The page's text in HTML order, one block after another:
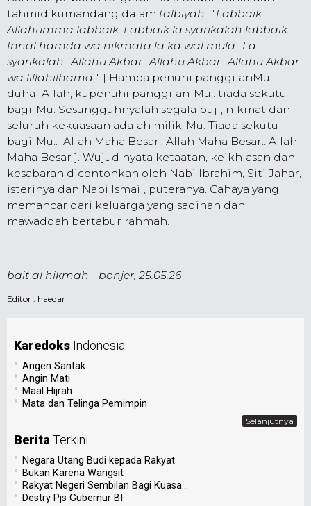
tahmid kumandang dalam talbiyah : "Labbaik..
Allahumma labbaik. Labbaik la syarikalah labbaik.
Innal hamda wa nikmata la ka wal mulq.. La
syarikalah.. Allahu Akbar.. Allahu Akbar.. Allahu Akbar..
wa lillahilhamd.." [ Hamba penuhi panggilanMu
duhai Allah, kupenuhi panggilan-Mu.. tiada sekutu
bagi-Mu. Sesungguhnyalah segala puji, nikmat dan
seluruh kekuasaan adalah milik-Mu. Tiada sekutu
bagi-Mu.. Allah Maha Besar.. Allah Maha Besar.. Allah
Maha Besar ]. Wujud nyata ketaatan, keikhlasan dan
kesabaran dicontohkan oleh Nabi Ibrahim, Siti Jahar,
isterinya dan Nabi Ismail, puteranya. Cahaya yang
memancar dari keluarga yang saqinah dan
mawaddah bertabur rahmah. |
bait al hikmah - bonjer, 25.05.26
Editor : haedar
Karedoks Indonesia
• Angen Santak
• Angin Mati
• Maal Hijrah
• Mata dan Telinga Pemimpin
Selanjutnya
Berita Terkini
• Negara Utang Budi kepada Rakyat
• Bukan Karena Wangsit
• Rakyat Negeri Sembilan Bagi Kuasa...
• Destry Pjs Gubernur BI